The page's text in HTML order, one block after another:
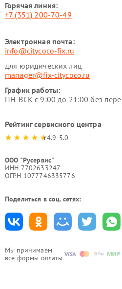
Мы принимаем
все формы оплаты
Горячая линия:
+7 (351) 200-70-49
Электронная почта:
info@citycoco-fix.ru
для юридических лиц
manager@fix-citycoco.ru
График работы:
ПН-ВСК с 9:00 до 21:00 без
Рейтинг сервисного центра
4.9-5.0
ООО "Русервис"
ИНН 7702633247
ОГРН 1077746335776
Поделиться в соц. сетях: